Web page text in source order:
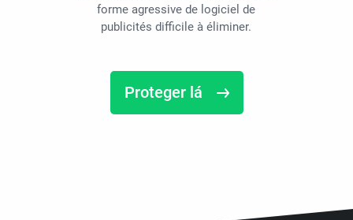
forme agressive de logiciel de
publicités difficile à éliminer.
Proteger lá